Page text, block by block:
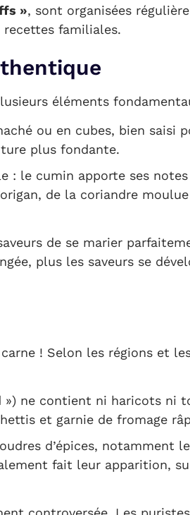
», sont organisées
familiales.
éléments
ou en cubes, bien saisi
plus fondante.
: le cumin apporte ses
de la coriandre
de se marier
plus les saveurs se
! Selon les régions et
ne contient ni haricots ni
et garnie de fromage
d’épices,
fait leur apparition,